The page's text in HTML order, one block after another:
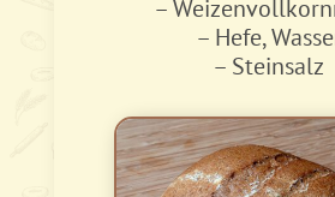
–
– Hefe,
– Steinsalz